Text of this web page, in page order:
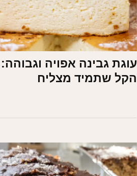
עוגת גבינה אפויה
הקל שתמיד מצליח